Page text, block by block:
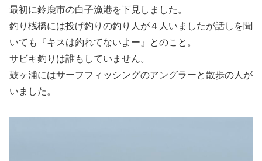
最初に鈴鹿市の白子漁港を下見しました。
釣り桟橋には投げ釣りの釣り人が４人いましたが話しを聞
いても『キスは釣れてないよー』とのこと。
サビキ釣りは誰もしていません。
鼓ヶ浦にはサーフフィッシングのアングラーと散歩の人が
いました。